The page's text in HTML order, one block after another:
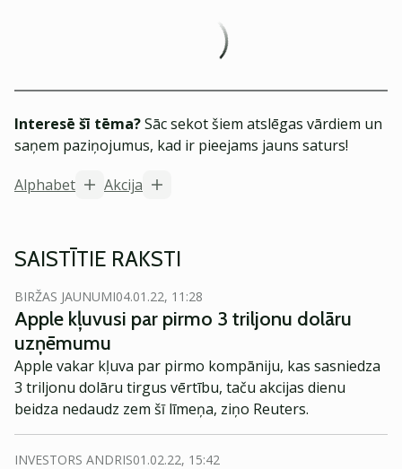
Interesē šī tēma?Sāc sekot šiem atslēgas vārdiem un
saņem paziņojumus, kad ir pieejams jauns saturs!
Alphabet
Akcija
SAISTĪTIE RAKSTI
BIRŽAS JAUNUMI04.01.22, 11:28
Apple kļuvusi par pirmo 3 triljonu dolāru
uzņēmumu
Apple vakar kļuva par pirmo kompāniju, kas sasniedza
3 triljonu dolāru tirgus vērtību, taču akcijas dienu
beidza nedaudz zem šī līmeņa, ziņo Reuters.
INVESTORS ANDRIS01.02.22, 15:42